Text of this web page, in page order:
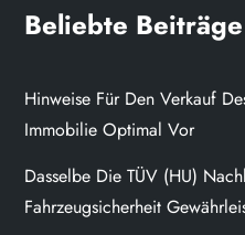
Beliebte Beiträge
Hinweise Für Den Verkauf
Immobilie Optimal Vor
Dasselbe Die TÜV (HU)
Fahrzeugsicherheit